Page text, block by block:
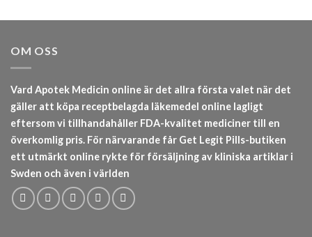
OM OSS
Vard Apotek Medicin online är det allra första valet när det
gäller att köpa receptbelagda läkemedel online lagligt
eftersom vi tillhandahåller FDA-kvalitet mediciner till en
överkomlig pris. För närvarande får Get Legit Pills-butiken
ett utmärkt online rykte för försäljning av kliniska artiklar i
Swden och även i världen